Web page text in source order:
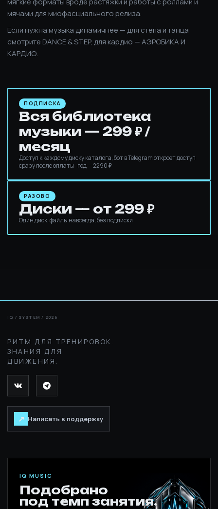
мячами для миофасциального релиза.
Если нужна музыка динамичнее — для степа и танца
смотрите DANCE & STEP, для кардио — АЭРОБИКА И
КАРДИО.
ПОДПИСКА
Вся библиотека
музыки — 299 ₽ /
месяц
Доступ к каждому диску каталога, бот в Telegram откроет доступ
сразу после оплаты · год — 2290 ₽
РАЗОВО
Диски — от 299 ₽
Один диск, файлы навсегда, без подписки
РИТМ ДЛЯ ТРЕНИРОВОК.
ЗНАНИЯ ДЛЯ
ДВИЖЕНИЯ.
↗ Написать в поддержку
IQ MUSIC
Подобрано
под темп занятия.